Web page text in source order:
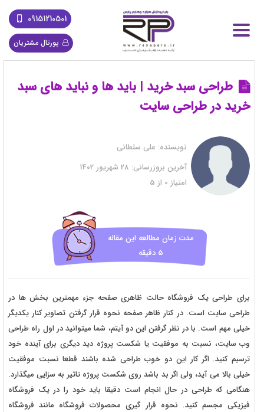
09151210501
پورتال مشتریان
طراحی سبد خرید | باید ها و نباید های سبد
خرید در طراحی سایت
نویسنده: علی سلطانی
آخرین بروزرسانی:
امتیاز 0 از 5
مدت زمان مطالعه این مقاله
5 دقیقه
برای طراحی یک فروشگاه حالت ظاهری صفحه جزء مهمترین بخش ها در
طراحی سایت است. در کنار ظاهر صفحه نحوه قرار گرفتن تصاویر کنار یکدیگر
خیلی مهم است. با در نظر گرفتن این دو آیتم، شما میتوانید در اول راه طراحی
وب سایت، نسبت به موفقیت یا شکست پروژه دید دیگری برای آینده خود
ترسیم کنید. اگر کار این دو خوب طراحی شده باشند قطعا نسبت موفقیت
خیلی بالا می آید، ولی اگر بد باشد روی شکست پروژه تاثیر به سزایی میگذارد.
هنگامی که طراحی در حال انجام است دقیقا باید خود را در یک فروشگاه
فیزیکی مجسم کنید. نحوه قرار گیری محصولات فروشگاه مانند فروشگاه